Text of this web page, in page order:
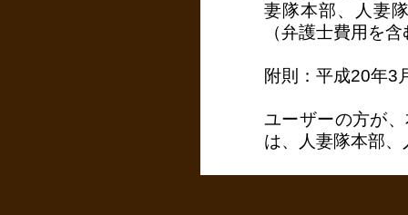
妻隊本部、人妻
（弁護士費用を
附則：平成20年
ユーザーの方が
は、人妻隊本部